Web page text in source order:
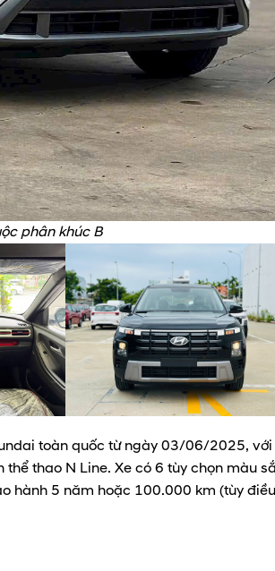
phân khúc B
toàn quốc từ ngày 03/06/2025, với
thao N Line. Xe có 6 tùy chọn màu
hành 5 năm hoặc 100.000 km (tùy điều